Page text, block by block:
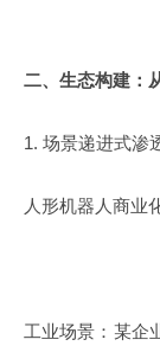
二、生态构建：
1. 场景递进式渗
人形机器人商业
工业场景：某企